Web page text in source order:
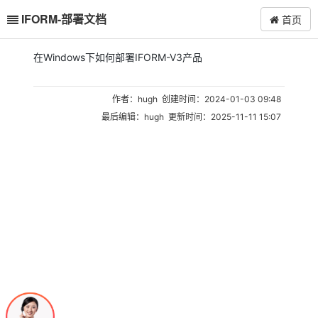
IFORM-部署文档 首页
在Windows下如何部署IFORM-V3产品
作者：hugh 创建时间：2024-01-03 09:48
最后编辑：hugh 更新时间：2025-11-11 15:07